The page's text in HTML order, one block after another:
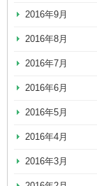
2016年9月
2016年8月
2016年7月
2016年6月
2016年5月
2016年4月
2016年3月